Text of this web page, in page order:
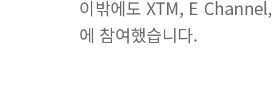
이밖에도 XTM, E
에 참여했습니다.